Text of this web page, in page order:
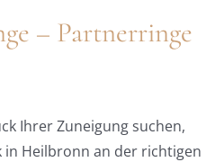
– Partnerringe
Ihrer Zuneigung suchen,
in Heilbronn an der richtigen